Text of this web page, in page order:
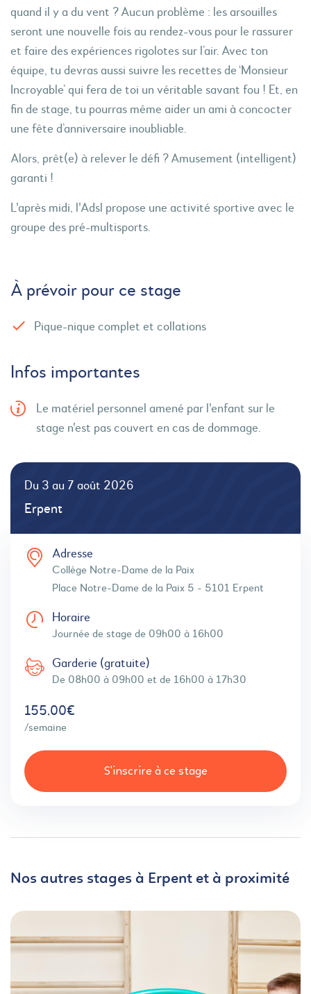
quand il y a du vent ? Aucun problème : les arsouilles
seront une nouvelle fois au rendez-vous pour le rassurer
et faire des expériences rigolotes sur l’air. Avec ton
équipe, tu devras aussi suivre les recettes de ‘Monsieur
Incroyable’ qui fera de toi un véritable savant fou ! Et, en
fin de stage, tu pourras même aider un ami à concocter
une fête d’anniversaire inoubliable.
Alors, prêt(e) à relever le défi ? Amusement (intelligent)
garanti !
L'après midi, l'Adsl propose une activité sportive avec le
groupe des pré-multisports.
À prévoir pour ce stage
Pique-nique complet et collations
Infos importantes
Le matériel personnel amené par l'enfant sur le
stage n'est pas couvert en cas de dommage.
Du 3 au 7 août 2026
Erpent
Adresse
Collège Notre-Dame de la Paix
Place Notre-Dame de la Paix 5 - 5101 Erpent
Horaire
Journée de stage de 09h00 à 16h00
Garderie (gratuite)
De 08h00 à 09h00 et de 16h00 à 17h30
155,00€
/semaine
S'inscrire à ce stage
Nos autres stages à Erpent et à proximité